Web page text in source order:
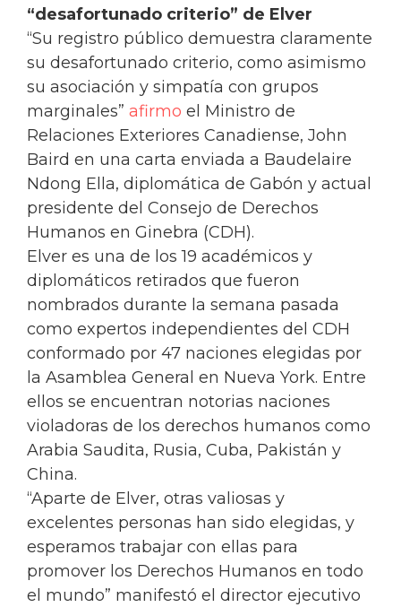
“desafortunado criterio” de Elver
“Su registro público demuestra claramente
su desafortunado criterio, como asimismo
su asociación y simpatía con grupos
marginales” afirmo el Ministro de
Relaciones Exteriores Canadiense, John
Baird en una carta enviada a Baudelaire
Ndong Ella, diplomática de Gabón y actual
presidente del Consejo de Derechos
Humanos en Ginebra (CDH).
Elver es una de los 19 académicos y
diplomáticos retirados que fueron
nombrados durante la semana pasada
como expertos independientes del CDH
conformado por 47 naciones elegidas por
la Asamblea General en Nueva York. Entre
ellos se encuentran notorias naciones
violadoras de los derechos humanos como
Arabia Saudita, Rusia, Cuba, Pakistán y
China.
“Aparte de Elver, otras valiosas y
excelentes personas han sido elegidas, y
esperamos trabajar con ellas para
promover los Derechos Humanos en todo
el mundo” manifestó el director ejecutivo